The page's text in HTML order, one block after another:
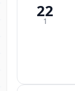
22
1